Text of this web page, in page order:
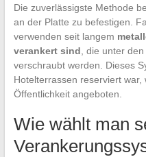
Die zuverlässigste Methode
an der Platte zu befestigen.
verwenden seit langem
verankert sind , die unter
verschraubt werden. Dieses
Hotelterrassen reserviert
Öffentlichkeit angeboten.
Wie wählt man